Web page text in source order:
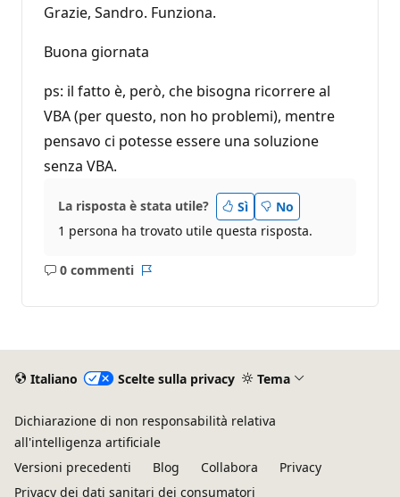
Grazie, Sandro. Funziona.
Buona giornata
ps: il fatto è, però, che bisogna ricorrere al
VBA (per questo, non ho problemi), mentre
pensavo ci potesse essere una soluzione
senza VBA.
La risposta è stata utile? Sì
No
1 persona ha trovato utile questa risposta.
0 commenti
Nessun
Italiano Scelte sulla privacy Tema
Dichiarazione di non responsabilità relativa
all'intelligenza artificiale
Versioni precedenti
Blog Collabora
Privacy
Privacy dei dati sanitari dei consumatori